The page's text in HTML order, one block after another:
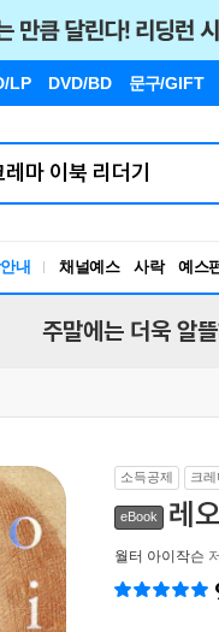
LP DVD/BD 문구/GIFT
내 채널예스 사락 예스
주말에는 더욱 알
소득공제 크
eBook 레
월터 아이작슨